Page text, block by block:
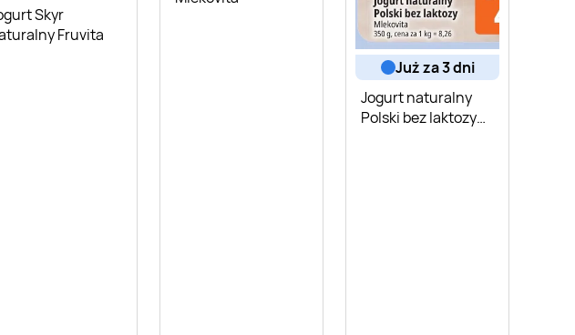
Skyr
Fruvita
już za 3 dni
Jogurt naturalny
Polski bez laktozy